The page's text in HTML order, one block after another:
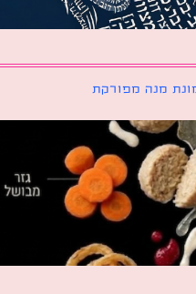
מפורקת